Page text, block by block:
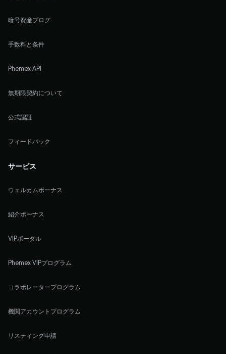
暗号資産ブログ
手数料と条件
Phemex API
無期限契約について
公式認証
フィードバック
サービス
ウェルカムボーナス
紹介ボーナス
VIPポータル
Phemex VIPプログラム
コラボレータープログラム
機関アカウントプログラム
リスティング申請